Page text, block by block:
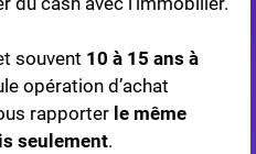
souvent 10 à 15 ans à
opération d’achat
rapporter le même
seulement.